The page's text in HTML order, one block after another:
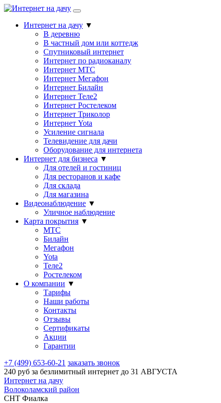
Интернет на дачу ▼
В деревню
В частный дом или коттедж
Спутниковый интернет
Интернет по радиоканалу
Интернет МТС
Интернет Мегафон
Интернет Билайн
Интернет Теле2
Интернет Ростелеком
Интернет Триколор
Интернет Yota
Усиление сигнала
Телевидение для дачи
Оборудование для интернета
Интернет для бизнеса ▼
Для отелей и гостиниц
Для ресторанов и кафе
Для склада
Для магазина
Видеонаблюдение ▼
Уличное наблюдение
Карта покрытия ▼
МТС
Билайн
Мегафон
Yota
Теле2
Ростелеком
О компании ▼
Тарифы
Наши работы
Контакты
Отзывы
Сертификаты
Акции
Гарантии
+7 (499) 653-60-21 заказать звонок
240 руб за безлимитный интернет до 31 АВГУСТА
Интернет на дачу
Волоколамский район
СНТ Фиалка